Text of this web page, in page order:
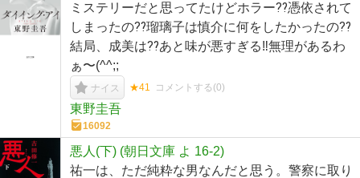
ミステリーだと思ってたけどホラー⁇憑依されて
しまったの⁇瑠璃子は慎介に何をしたかったの⁇
結局、成美は⁇あと味が悪すぎる‼︎無理があるわ
ぁ〜(^^;;
ナイス ★41 コメントする(0)
東野圭吾
16092
悪人(下) (朝日文庫 よ 16-2)
祐一は、ただ純粋な男なんだと思う。警察に取り